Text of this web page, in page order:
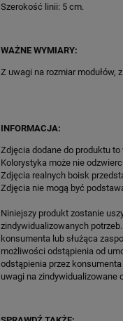
Szerokość linii: 5 cm.
WAŻNE WYMIARY:
Z uwagi na rozmiar modułów,
INFORMACJA:
Zdjęcia dodane do produktu
Kolorystyka może nie
Zdjęcia realnych boisk
Zdjęcia nie mogą być
Niniejszy produkt zostanie
zindywidualizowanych
konsumenta lub służąca
możliwości odstąpienia od
odstąpienia przez
uwagi na zindywidualizowane